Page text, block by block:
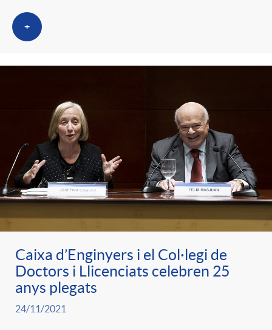
+
Caixa d’Enginyers i el Col·legi de
Doctors i Llicenciats celebren 25
anys plegats
24/11/2021